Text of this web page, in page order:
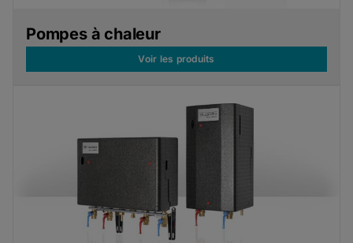
Pompes à chaleur
Voir les produits